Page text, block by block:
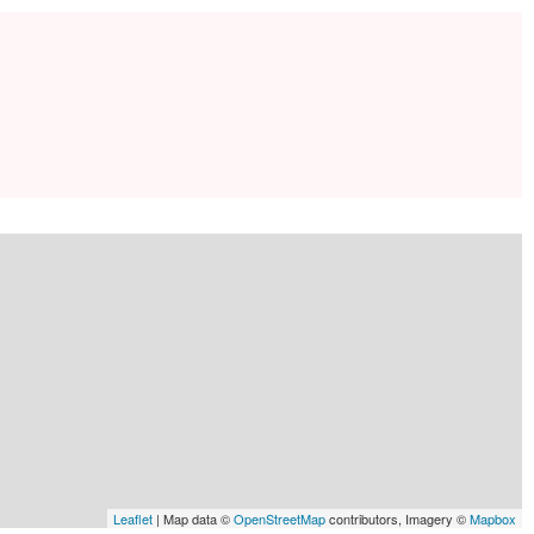
Leaflet | Map data ©OpenStreetMapcontributors, Imagery ©Mapbox